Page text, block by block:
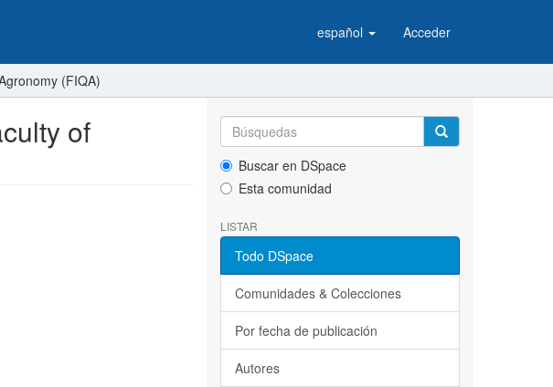
español Acceder
(FIQA)
of
Buscar en DSpace
Esta comunidad
LISTAR
Todo DSpace
Comunidades & Colecciones
Por fecha de publicación
Autores